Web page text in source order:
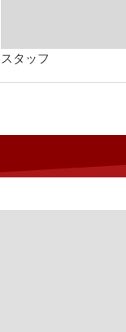
スタッフ